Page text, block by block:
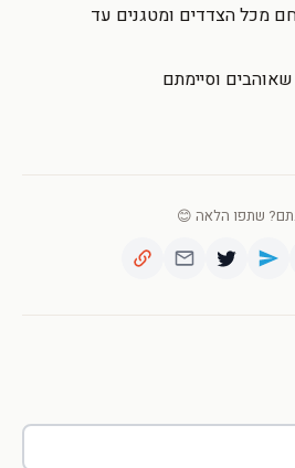
מכל הצדדים ומטגנים עד
וסיימתם
שתפו הלאה 😊